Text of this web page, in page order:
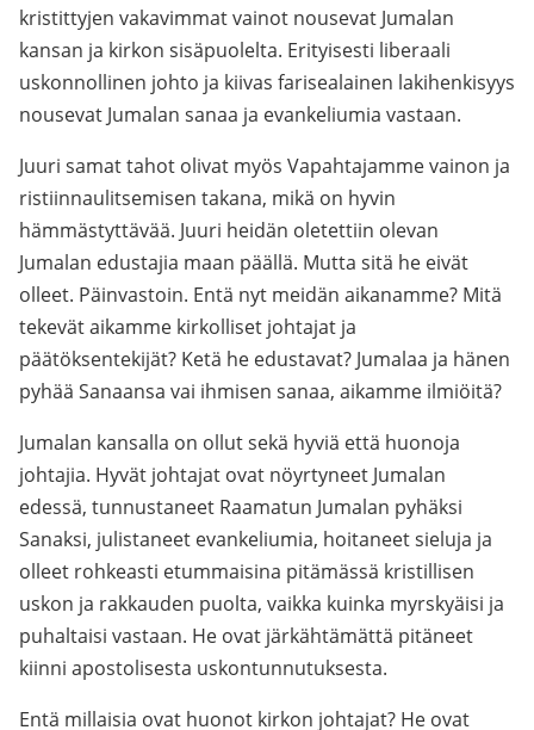
kristittyjen vakavimmat vainot nousevat Jumalan
kansan ja kirkon sisäpuolelta. Erityisesti liberaali
uskonnollinen johto ja kiivas farisealainen lakihenkisyys
nousevat Jumalan sanaa ja evankeliumia vastaan.
Juuri samat tahot olivat myös Vapahtajamme vainon ja
ristiinnaulitsemisen takana, mikä on hyvin
hämmästyttävää. Juuri heidän oletettiin olevan
Jumalan edustajia maan päällä. Mutta sitä he eivät
olleet. Päinvastoin. Entä nyt meidän aikanamme? Mitä
tekevät aikamme kirkolliset johtajat ja
päätöksentekijät? Ketä he edustavat? Jumalaa ja hänen
pyhää Sanaansa vai ihmisen sanaa, aikamme ilmiöitä?
Jumalan kansalla on ollut sekä hyviä että huonoja
johtajia. Hyvät johtajat ovat nöyrtyneet Jumalan
edessä, tunnustaneet Raamatun Jumalan pyhäksi
Sanaksi, julistaneet evankeliumia, hoitaneet sieluja ja
olleet rohkeasti etummaisina pitämässä kristillisen
uskon ja rakkauden puolta, vaikka kuinka myrskyäisi ja
puhaltaisi vastaan. He ovat järkähtämättä pitäneet
kiinni apostolisesta uskontunnutuksesta.
Entä millaisia ovat huonot kirkon johtajat? He ovat